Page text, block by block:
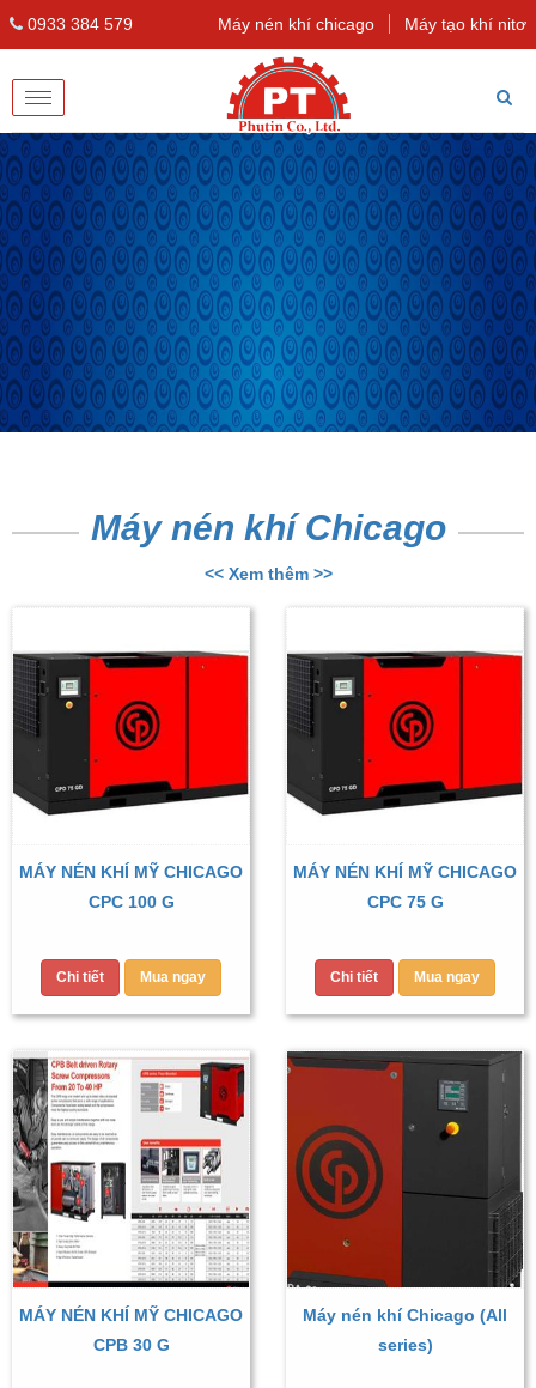
0933 384 579 Máy nén khí chicago Máy tạo khí nitơ
Toggle
navigation
Máy nén khí Chicago
<< Xem thêm >>
MÁY NÉN KHÍ MỸ CHICAGO
CPC 100 G
Chi tiết Mua ngay
MÁY NÉN KHÍ MỸ CHICAGO
CPC 75 G
Chi tiết Mua ngay
MÁY NÉN KHÍ MỸ CHICAGO
CPB 30 G
Máy nén khí Chicago (All
series)